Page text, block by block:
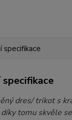
specifikace
dres/ trikot s
díky tomu skvěle